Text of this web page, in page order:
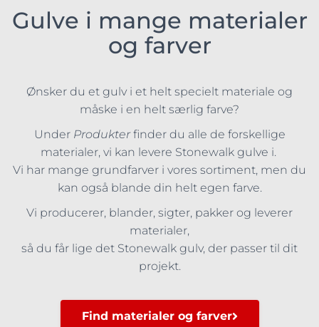
Gulve i mange materialer
og farver
Ønsker du et gulv i et helt specielt materiale og
måske i en helt særlig farve?
Under Produkterfinder du alle de forskellige
materialer, vi kan levere Stonewalk gulve i.
Vi har mange grundfarver i vores sortiment, men du
kan også blande din helt egen farve.
Vi producerer, blander, sigter, pakker og leverer
materialer,
så du får lige det Stonewalk gulv, der passer til dit
projekt.
Find materialer og farver